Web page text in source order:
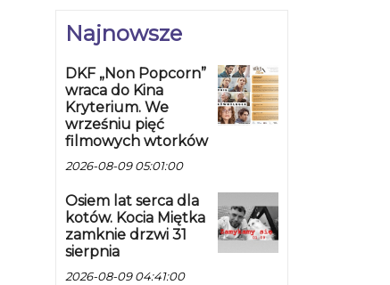
Najnowsze
DKF „Non Popcorn”
wraca do Kina
Kryterium. We
wrześniu pięć
filmowych wtorków
2026-08-09 05:01:00
Osiem lat serca dla
kotów. Kocia Miętka
zamknie drzwi 31
sierpnia
2026-08-09 04:41:00